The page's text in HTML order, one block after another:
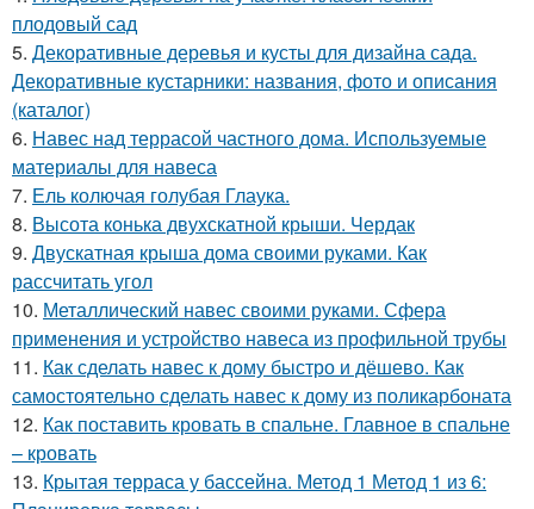
плодовый сад
5. Декоративные деревья и кусты для дизайна сада.
Декоративные кустарники: названия, фото и описания
(каталог)
6. Навес над террасой частного дома. Используемые
материалы для навеса
7. Ель колючая голубая Глаука.
8. Высота конька двухскатной крыши. Чердак
9. Двускатная крыша дома своими руками. Как
рассчитать угол
10. Металлический навес своими руками. Сфера
применения и устройство навеса из профильной трубы
11. Как сделать навес к дому быстро и дёшево. Как
самостоятельно сделать навес к дому из поликарбоната
12. Как поставить кровать в спальне. Главное в спальне
– кровать
13. Крытая терраса у бассейна. Метод 1 Метод 1 из 6: